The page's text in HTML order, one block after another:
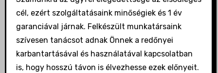
cél, ezért szolgáltatásaink minőségiek és 1 év
garanciával járnak. Felkészült munkatársaink
szívesen tanácsot adnak Önnek a redőnyei
karbantartásával és használatával kapcsolatban
is, hogy hosszú távon is élvezhesse ezek előnyeit.